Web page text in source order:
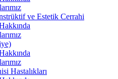
ve Estetik Cerrahi
Hastalıkları